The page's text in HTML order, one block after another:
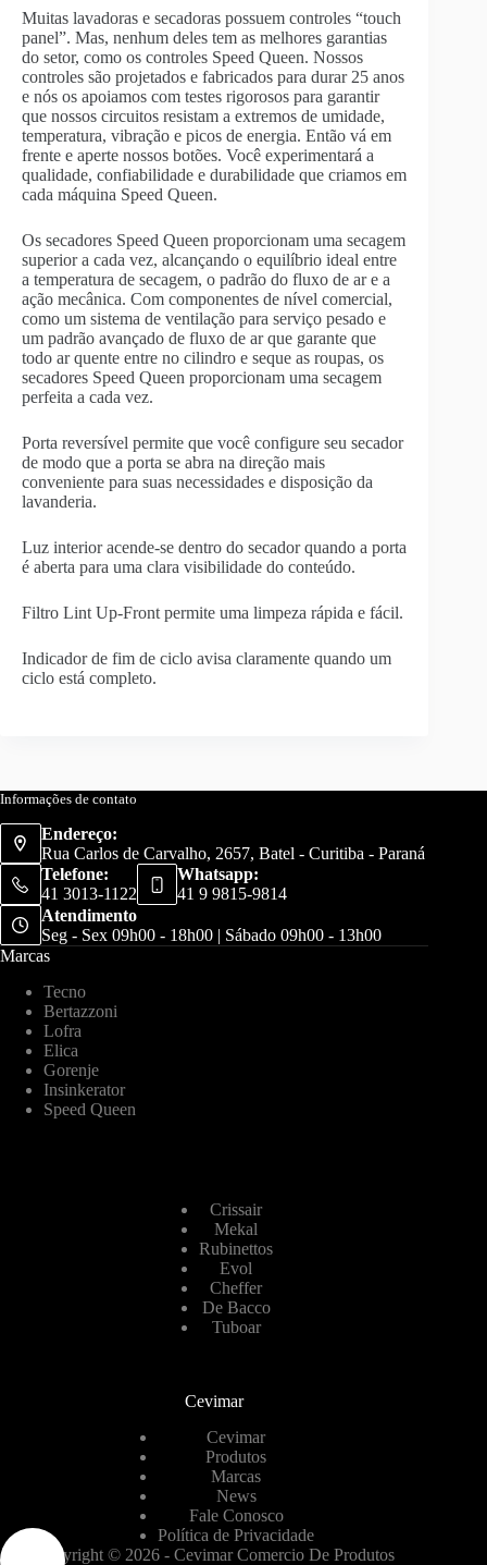
Muitas lavadoras e secadoras possuem controles “touch
panel”. Mas, nenhum deles tem as melhores garantias
do setor, como os controles Speed ​​Queen. Nossos
controles são projetados e fabricados para durar 25 anos
e nós os apoiamos com testes rigorosos para garantir
que nossos circuitos resistam a extremos de umidade,
temperatura, vibração e picos de energia. Então vá em
frente e aperte nossos botões. Você experimentará a
qualidade, confiabilidade e durabilidade que criamos em
cada máquina Speed ​​Queen.
Os secadores Speed ​​Queen proporcionam uma secagem
superior a cada vez, alcançando o equilíbrio ideal entre
a temperatura de secagem, o padrão do fluxo de ar e a
ação mecânica. Com componentes de nível comercial,
como um sistema de ventilação para serviço pesado e
um padrão avançado de fluxo de ar que garante que
todo ar quente entre no cilindro e seque as roupas, os
secadores Speed ​​Queen proporcionam uma secagem
perfeita a cada vez.
Porta reversível permite que você configure seu secador
de modo que a porta se abra na direção mais
conveniente para suas necessidades e disposição da
lavanderia.
Luz interior acende-se dentro do secador quando a porta
é aberta para uma clara visibilidade do conteúdo.
Filtro Lint Up-Front permite uma limpeza rápida e fácil.
Indicador de fim de ciclo avisa claramente quando um
ciclo está completo.
Informações de contato
Endereço:
Rua Carlos de Carvalho, 2657, Batel - Curitiba - Paraná
Telefone:
41 3013-1122
Whatsapp:
41 9 9815-9814
Atendimento
Seg - Sex 09h00 - 18h00 | Sábado 09h00 - 13h00
Marcas
Tecno
Bertazzoni
Lofra
Elica
Gorenje
Insinkerator
Speed Queen
Crissair
Mekal
Rubinettos
Evol
Cheffer
De Bacco
Tuboar
Cevimar
Cevimar
Produtos
Marcas
News
Fale Conosco
Política de Privacidade
Copyright © 2026 - Cevimar Comercio De Produtos